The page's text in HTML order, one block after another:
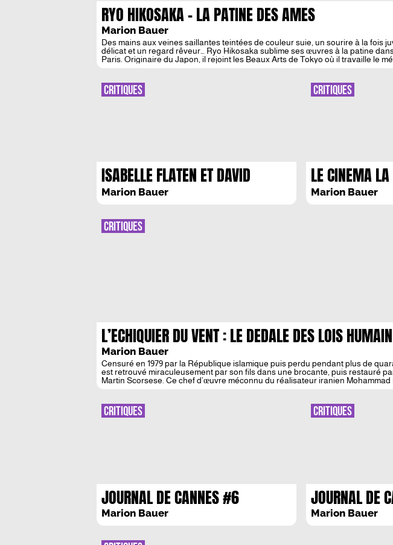
RYO HIKOSAKA – LA PATINE DES AMES
Marion Bauer
Des mains aux veines saillantes teintées de couleur suie, un sourire à la fois
délicat et un regard rêveur… Ryo Hikosaka sublime ses œuvres à la patine
Paris. Originaire du Japon, il rejoint les Beaux Arts de Tokyo où il travaille le
ISABELLE FLATEN ET DAVID
ALLOUCHE : LA FOLIE
AMOUR
Marion Bauer
CRITIQUES
LE CINEMA
LIBERTE EN
Marion Bauer
CRITIQUES
L’ECHIQUIER DU VENT : LE DEDALE DES LOIS
Marion Bauer
Censuré en 1979 par la République islamique puis perdu pendant plus de
est retrouvé miraculeusement par son fils dans une brocante, puis restauré
Martin Scorsese. Ce chef d’œuvre méconnu du réalisateur iranien
CRITIQUES
JOURNAL DE CANNES #6
Marion Bauer
CRITIQUES
JOURNAL DE
Marion Bauer
CRITIQUES